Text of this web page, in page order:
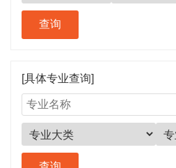
[具体专业查询]